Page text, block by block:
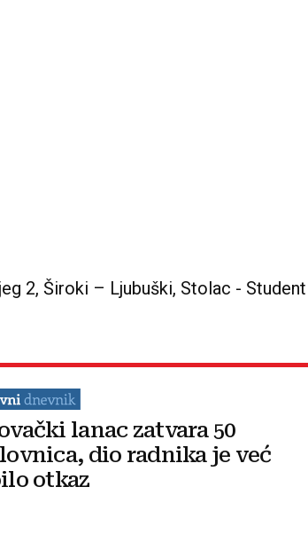
2, Široki – Ljubuški, Stolac - Student
lanac zatvara 50
dio radnika je već
otkaz